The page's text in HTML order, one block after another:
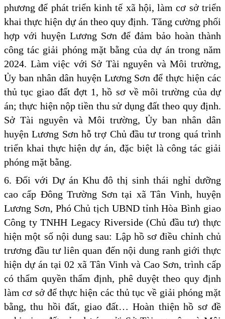
phương để phát triển kinh tế xã hội, làm cơ sở triển
khai thực hiện dự án theo quy định. Tăng cường phối
hợp với huyện Lương Sơn để đảm bảo hoàn thành
công tác giải phóng mặt bằng của dự án trong năm
2024. Làm việc với Sở Tài nguyên và Môi trường,
Ủy ban nhân dân huyện Lương Sơn để thực hiện các
thủ tục giao đất đợt 1, hồ sơ về môi trường của dự
án; thực hiện nộp tiền thu sử dụng đất theo quy định.
Sở Tài nguyên và Môi trường, Ủy ban nhân dân
huyện Lương Sơn hỗ trợ Chủ đầu tư trong quá trình
triển khai thực hiện dự án, đặc biệt là công tác giải
phóng mặt bằng.
6. Đối với Dự án Khu đô thị sinh thái nghỉ dưỡng
cao cấp Đông Trường Sơn tại xã Tân Vinh, huyện
Lương Sơn, Phó Chủ tịch UBND tỉnh Hòa Bình giao
Công ty TNHH Legacy Riverside (Chủ đầu tư) thực
hiện một số nội dung sau: Lập hồ sơ điều chỉnh chủ
trương đầu tư liên quan đến nội dung ranh giới thực
hiện dự án tại 02 xã Tân Vinh và Cao Sơn, trình cấp
có thẩm quyền thẩm định, phê duyệt theo quy định
làm cơ sở để thực hiện các thủ tục về giải phóng mặt
bằng, thu hồi đất, giao đất… Hoàn thiện hồ sơ đề